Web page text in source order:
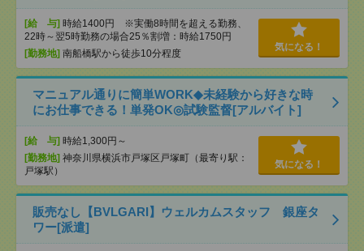
[給 与] 時給1400円 ※実働8時間を超える勤務、
22時～翌5時勤務の場合25％割増：時給1750円
[勤務地] 南船橋駅から徒歩10分程度
気になる！
マニュアル通りに簡単WORK◆未経験から好きな時
にお仕事できる！単発OK◎試験監督[アルバイト]
[給 与] 時給1,300円～
[勤務地] 神奈川県横浜市戸塚区戸塚町（最寄り駅：
戸塚駅）
気になる！
販売なし【BVLGARI】ウェルカムスタッフ 銀座タ
ワー[派遣]